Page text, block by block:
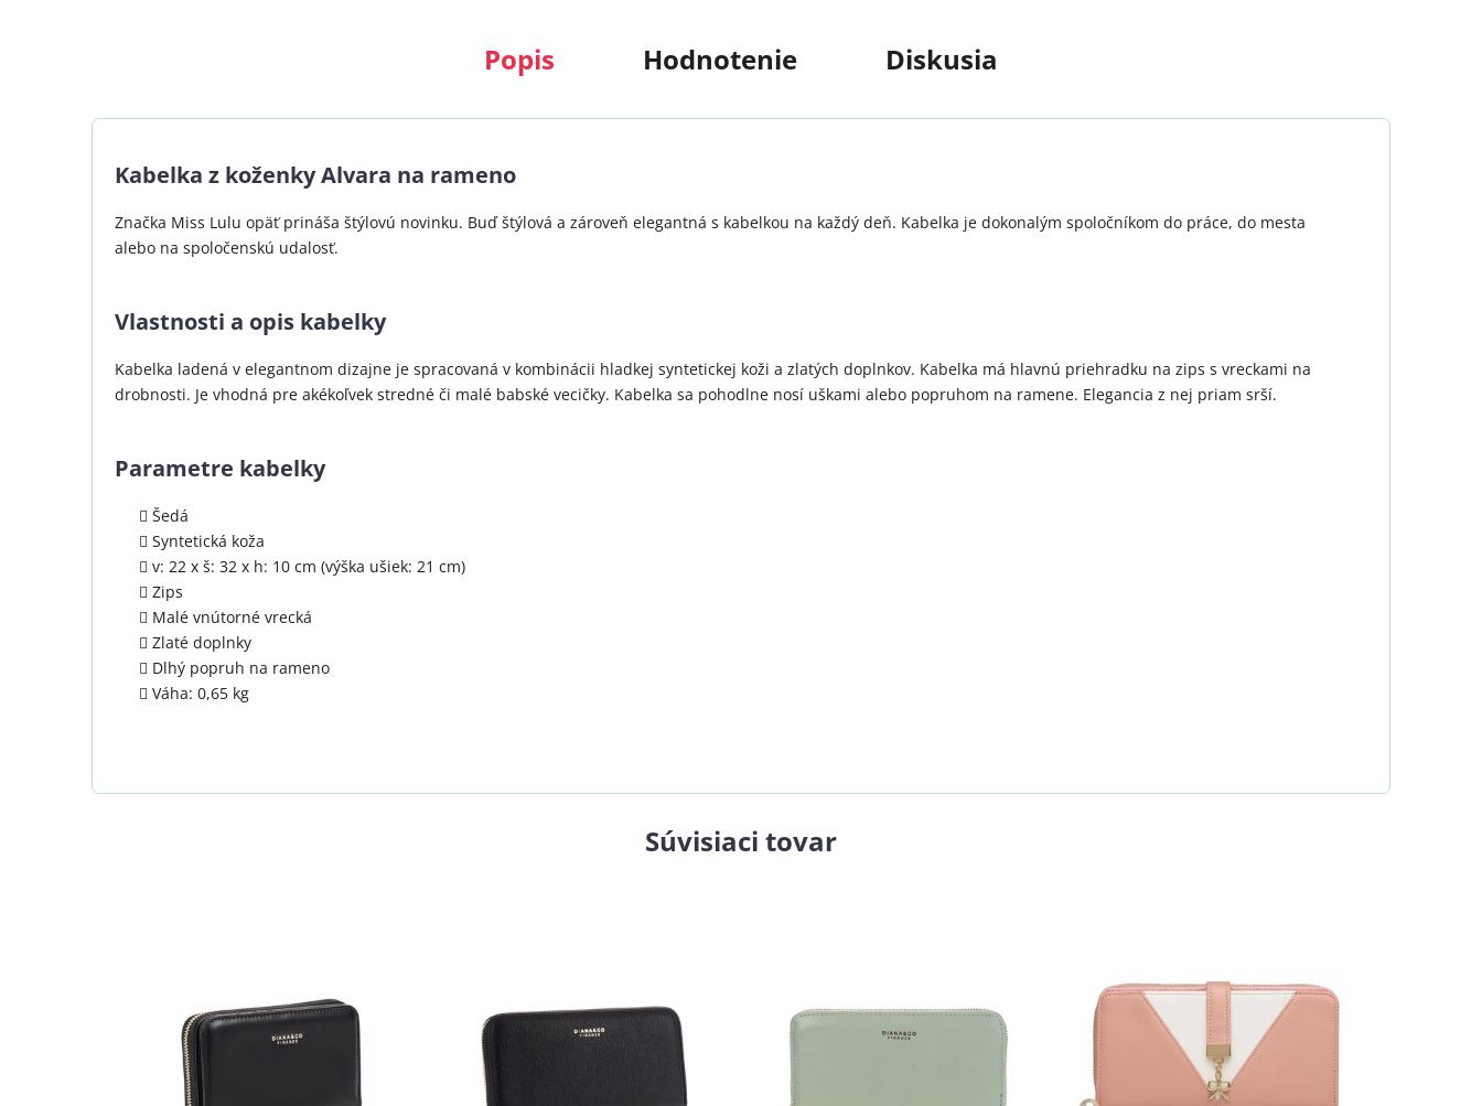
Popis Hodnotenie Diskusia
Kabelka z koženky Alvara na rameno
Značka Miss Lulu opäť prináša štýlovú novinku. Buď štýlová a zároveň elegantná s kabelkou na každý deň. Kabelka je dokonalým spoločníkom do práce, do mesta
alebo na spoločenskú udalosť.
Vlastnosti a opis kabelky
Kabelka ladená v elegantnom dizajne je spracovaná v kombinácii hladkej syntetickej koži a zlatých doplnkov. Kabelka má hlavnú priehradku na zips s vreckami na
drobnosti. Je vhodná pre akékoľvek stredné či malé babské vecičky. Kabelka sa pohodlne nosí uškami alebo popruhom na ramene. Elegancia z nej priam srší.
Parametre kabelky
Šedá
Syntetická koža
v: 22 x š: 32 x h: 10 cm (výška ušiek: 21 cm)
Zips
Malé vnútorné vrecká
Zlaté doplnky
Dlhý popruh na rameno
Váha: 0,65 kg
Súvisiaci tovar